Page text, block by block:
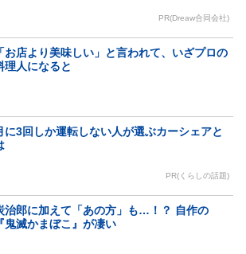
PR(Dreaw合同会社)
「お店より美味しい」と言われて、いざプロの
理人になると
に3回しか運転しない人が選ぶカーシェアと
PR(くらしの話題)
治郎に加えて「あの方」も…！？ 自作の
『鬼滅かまぼこ』が凄い